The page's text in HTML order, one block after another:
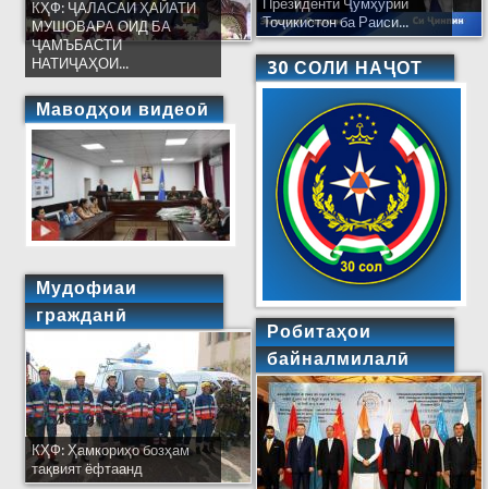
КҲФ: ҶАЛАСАИ ҲАЙАТИ
МУШОВАРА ОИД БА
ҶАМЪБАСТИ
НАТИҶАҲОИ...
Маводҳои видеоӣ
Мудофиаи
гражданӣ
КҲФ: Ҳамкориҳо бозҳам
тақвият ёфтаанд
Президенти Ҷумҳурии
Тоҷикистон ба Раиси...
30 СОЛИ НАҶОТ
Робитаҳои
байналмилалӣ